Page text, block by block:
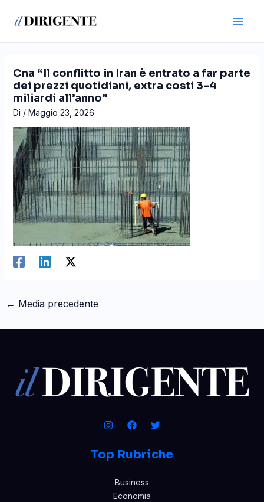
Cna “Il conflitto in Iran è entrato a far parte
dei prezzi quotidiani, extra costi 3-4
miliardi all’anno”
Di / Maggio 23, 2026
articoli
← Media precedente
Top Rubriche
Business
Economia